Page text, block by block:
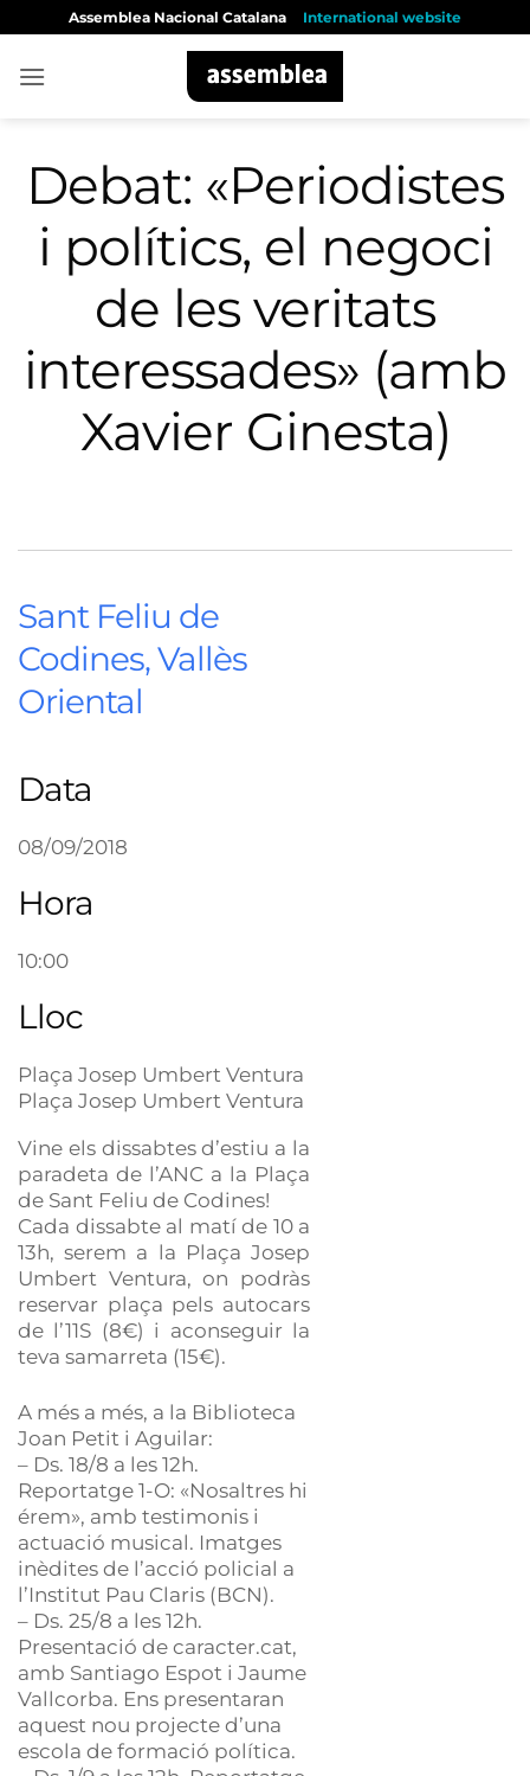
content
Assemblea Nacional Catalana International website
Debat: «Periodistes
i polítics, el negoci
de les veritats
interessades» (amb
Xavier Ginesta)
Sant Feliu de
Codines, Vallès
Oriental
Data
08/09/2018
Hora
10:00
Lloc
Plaça Josep Umbert Ventura
Plaça Josep Umbert Ventura
Vine els dissabtes d’estiu a la
paradeta de l’ANC a la Plaça
de Sant Feliu de Codines!
Cada dissabte al matí de 10 a
13h, serem a la Plaça Josep
Umbert Ventura, on podràs
reservar plaça pels autocars
de l’11S (8€) i aconseguir la
teva samarreta (15€).
A més a més, a la Biblioteca
Joan Petit i Aguilar:
– Ds. 18/8 a les 12h.
Reportatge 1-O: «Nosaltres hi
érem», amb testimonis i
actuació musical. Imatges
inèdites de l’acció policial a
l’Institut Pau Claris (BCN).
– Ds. 25/8 a les 12h.
Presentació de caracter.cat,
amb Santiago Espot i Jaume
Vallcorba. Ens presentaran
aquest nou projecte d’una
escola de formació política.